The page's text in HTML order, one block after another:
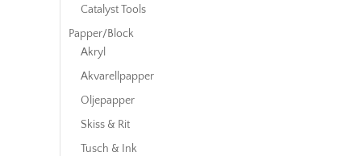
Catalyst Tools
Papper/Block
Akryl
Akvarellpapper
Oljepapper
Skiss & Rit
Tusch & Ink